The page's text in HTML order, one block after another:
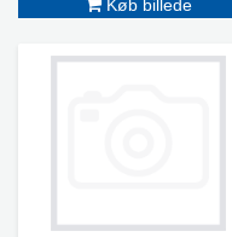
Køb billede